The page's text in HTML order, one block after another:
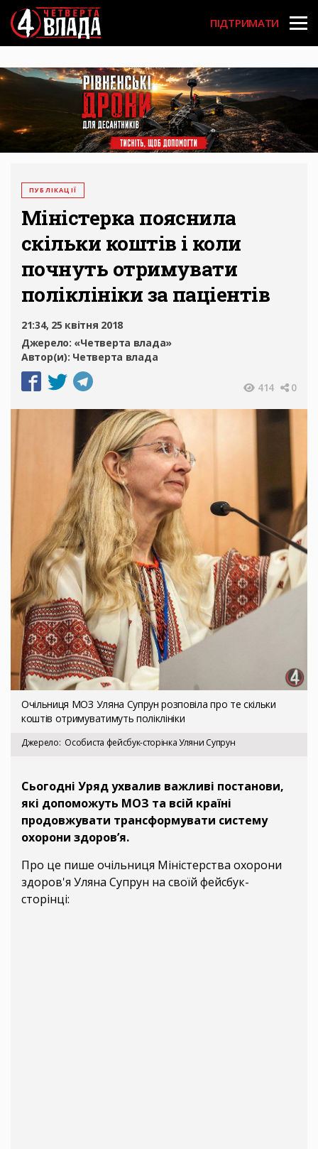
Перейти
до
основного
вмісту
User
account
menu
ПІДТРИМАТИ
ПУБЛІКАЦІЇ
Міністерка пояснила
скільки коштів і коли
почнуть отримувати
поліклініки за паціентів
21:34, 25 квітня 2018
Джерело: «Четверта влада»
Автор(и): Четверта влада
414 0
Очільниця МОЗ Уляна Супрун розповіла про те скільки
коштів отримуватимуть поліклініки
Джерело Особиста фейсбук-сторінка Уляни Супрун
Сьогодні Уряд ухвалив важливі постанови,
які допоможуть МОЗ та всій країні
продовжувати трансформувати систему
охорони здоров’я.
Про це пише очільниця Міністерства охорони
здоров'я Уляна Супрун на своїй фейсбук-
сторінці: